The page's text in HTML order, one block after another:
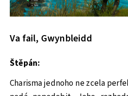
Va fail, Gwynbleidd
Štěpán:
Charisma jednoho ne zcela